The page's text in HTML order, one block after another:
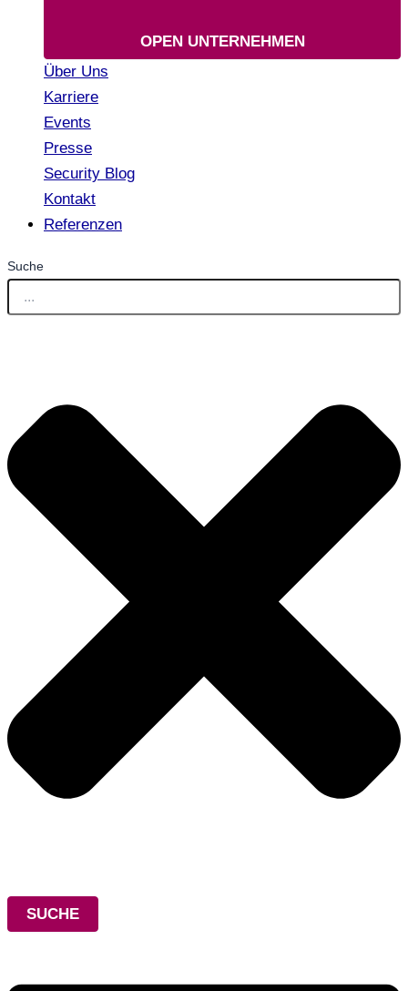
OPEN UNTERNEHMEN
Über Uns
Karriere
Events
Presse
Security Blog
Kontakt
Referenzen
Suche
SUCHE